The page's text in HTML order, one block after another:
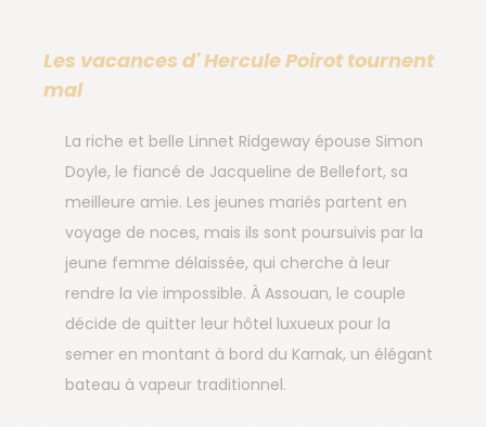
Les vacances d' Hercule Poirot tournent
mal
La riche et belle Linnet Ridgeway épouse Simon
Doyle, le fiancé de Jacqueline de Bellefort, sa
meilleure amie. Les jeunes mariés partent en
voyage de noces, mais ils sont poursuivis par la
jeune femme délaissée, qui cherche à leur
rendre la vie impossible. À Assouan, le couple
décide de quitter leur hôtel luxueux pour la
semer en montant à bord du Karnak, un élégant
bateau à vapeur traditionnel.